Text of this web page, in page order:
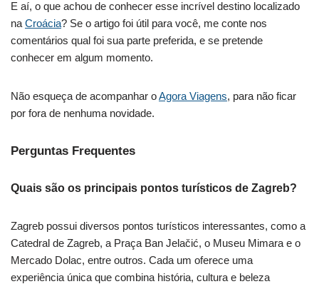
E aí, o que achou de conhecer esse incrível destino localizado
na Croácia? Se o artigo foi útil para você, me conte nos
comentários qual foi sua parte preferida, e se pretende
conhecer em algum momento.
Não esqueça de acompanhar oAgora Viagens, para não ficar
por fora de nenhuma novidade.
Perguntas Frequentes
Quais são os principais pontos turísticos de Zagreb?
Zagreb possui diversos pontos turísticos interessantes, como a
Catedral de Zagreb, a Praça Ban Jelačić, o Museu Mimara e o
Mercado Dolac, entre outros. Cada um oferece uma
experiência única que combina história, cultura e beleza